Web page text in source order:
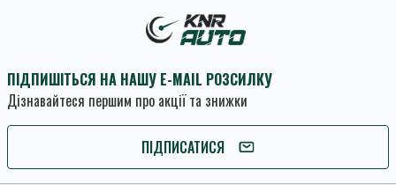
ПІДПИШІТЬСЯ НА НАШУ E-MAIL РОЗСИЛКУ
Дізнавайтеся першим про акції та знижки
ПІДПИСАТИСЯ
ПІДПИШІТЬСЯ
Умови угоди